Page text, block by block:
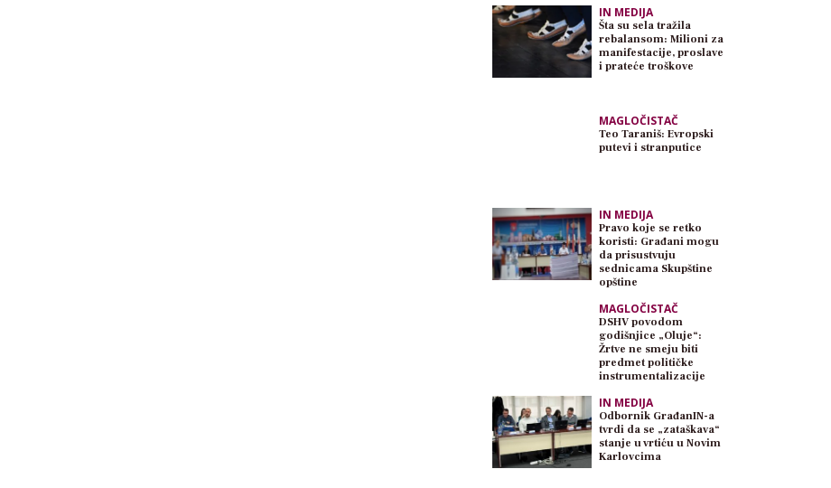
IN MEDIJA
Šta su sela tražila
rebalansom: Milioni za
manifestacije, proslave
i prateće troškove
MAGLOČISTAČ
Teo Taraniš: Evropski
putevi i stranputice
IN MEDIJA
Pravo koje se retko
koristi: Građani mogu
da prisustvuju
sednicama Skupštine
opštine
MAGLOČISTAČ
DSHV povodom
godišnjice „Oluje“:
Žrtve ne smeju biti
predmet političke
instrumentalizacije
IN MEDIJA
Odbornik GrađanIN-a
tvrdi da se „zataškava“
stanje u vrtiću u Novim
Karlovcima